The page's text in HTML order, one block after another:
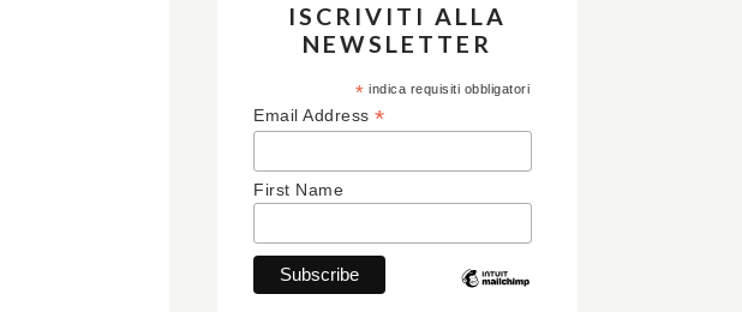
ISCRIVITI ALLA
NEWSLETTER
* indica requisiti obbligatori
Email Address *
First Name